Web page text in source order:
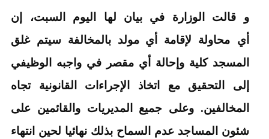
و قالت الوزارة في بيان لها اليوم السبت، إن
أي محاولة لإقامة أي مولد بالمخالفة سيتم غلق
المسجد كلية وإحالة أي مقصر في واجبه الوظيفي
إلى التحقيق مع اتخاذ الإجراءات القانونية تجاه
المخالفين. وعلى جميع المديريات والقائمين على
شئون المساجد عدم السماح بذلك نهائيا لحين انتهاء